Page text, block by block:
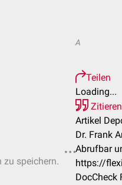
zu speichern.
A
Teilen
Loading...
Zitieren
Artikel
Dr. Frank
Abrufbar
https://
DocCheck